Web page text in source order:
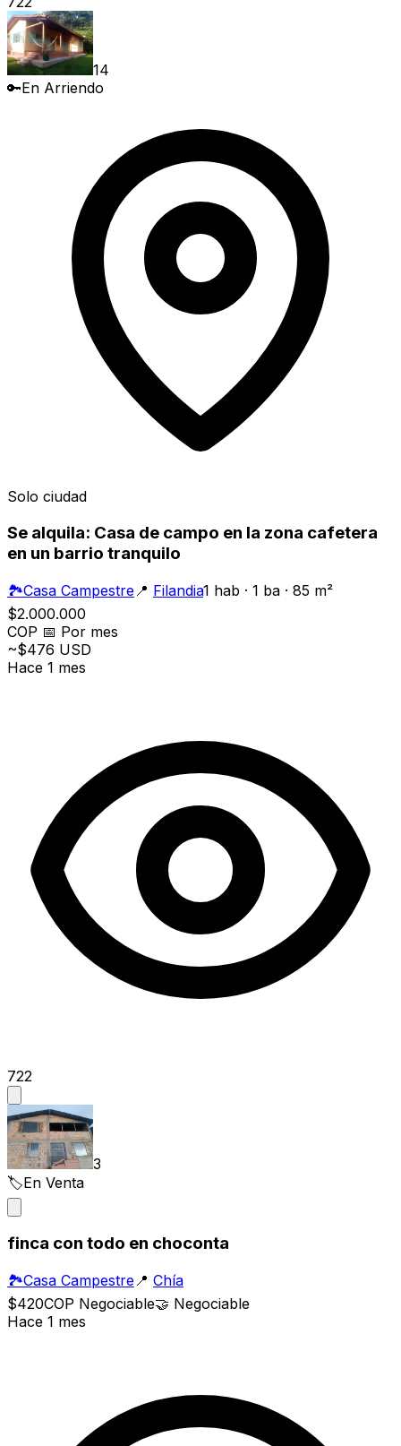
14
🔑En Arriendo
Solo ciudad
Se alquila: Casa de campo en la zona cafetera
en un barrio tranquilo
🏞️Casa Campestre 📍 Filandia1 hab · 1 ba · 85 m²
$2.000.000
COP 📅 Por mes
~$476 USD
Hace 1 mes
722
3
🏷️En Venta
finca con todo en choconta
🏞️Casa Campestre📍 Chía
$420COP Negociable🤝 Negociable
Hace 1 mes